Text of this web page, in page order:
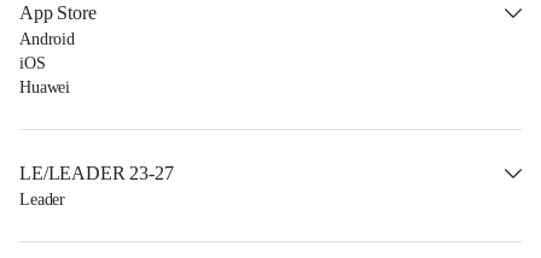
App Store
Android
iOS
Huawei
LE/LEADER 23-27
Leader